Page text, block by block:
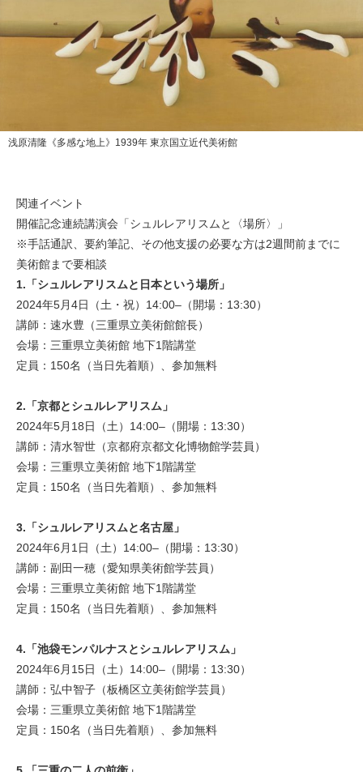
浅原清隆《多感な地上》1939年 東京国立近代美術館
関連イベント
開催記念連続講演会「シュルレアリスムと〈場所〉」
※手話通訳、要約筆記、その他支援の必要な方は2週間前までに
美術館まで要相談
1.「シュルレアリスムと日本という場所」
2024年5月4日（土・祝）14:00–（開場：13:30）
講師：速水豊（三重県立美術館館長）
会場：三重県立美術館 地下1階講堂
定員：150名（当日先着順）、参加無料
2.「京都とシュルレアリスム」
2024年5月18日（土）14:00–（開場：13:30）
講師：清水智世（京都府京都文化博物館学芸員）
会場：三重県立美術館 地下1階講堂
定員：150名（当日先着順）、参加無料
3.「シュルレアリスムと名古屋」
2024年6月1日（土）14:00–（開場：13:30）
講師：副田一穂（愛知県美術館学芸員）
会場：三重県立美術館 地下1階講堂
定員：150名（当日先着順）、参加無料
4.「池袋モンパルナスとシュルレアリスム」
2024年6月15日（土）14:00–（開場：13:30）
講師：弘中智子（板橋区立美術館学芸員）
会場：三重県立美術館 地下1階講堂
定員：150名（当日先着順）、参加無料